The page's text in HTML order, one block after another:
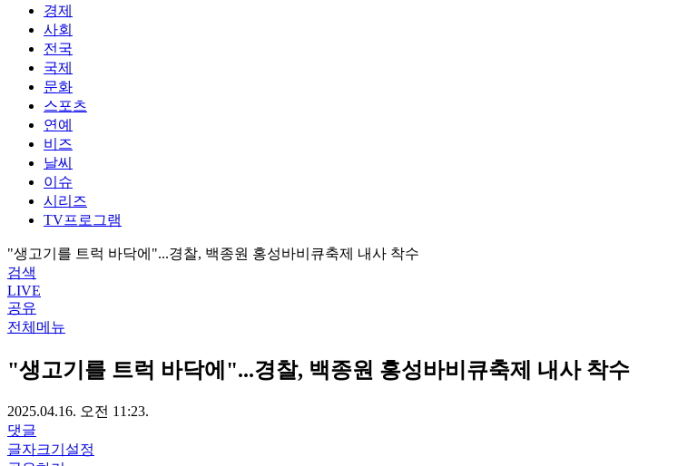
경제
사회
전국
국제
문화
스포츠
연예
비즈
날씨
이슈
시리즈
TV프로그램
"생고기를 트럭 바닥에"...경찰, 백종원 홍성바비큐축제 내사 착수
검색
LIVE
공유
전체메뉴
"생고기를 트럭 바닥에"...경찰, 백종원 홍성바비큐축제 내사 착수
2025.04.16. 오전 11:23.
댓글
글자크기설정